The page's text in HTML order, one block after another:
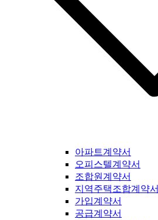
아파트계약서
오피스텔계약서
조합원계약서
지역주택조합계약서
가입계약서
공급계약서